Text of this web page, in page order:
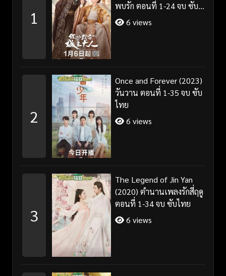
1
พบรัก ตอนที่ 1-24 จบ ซับ
ไทย/พากย์ไทย
6 views
2
Once and Forever (2023)
วันวาน ตอนที่ 1-35 จบ ซับ
ไทย
6 views
3
The Legend of Jin Yan
(2020) ตำนานเพลงรักสี่ฤดู
ตอนที่ 1-34 จบ ซับไทย
6 views